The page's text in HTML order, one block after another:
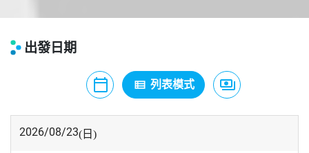
出發日期
calendar_today
月曆模式
view_list
列表模式 payments
價格模式
2026/08/23(日)